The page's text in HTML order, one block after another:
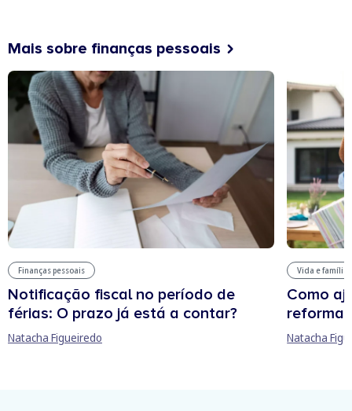
Mais sobre finanças pessoais
Finanças pessoais
Notificação fiscal no período de
férias: O prazo já está a contar?
Natacha Figueiredo
Vida e família
Como
reforma
Natacha